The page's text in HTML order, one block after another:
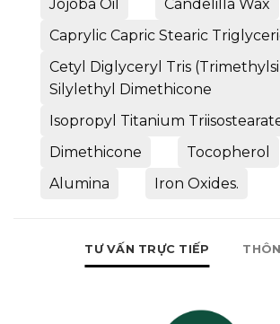
Jojoba Oil
Candelilla Wax
Caprylic Capric Stearic
Cetyl Diglyceryl Tris
Silylethyl Dimethicone
Isopropyl Titanium
Dimethicone
Tocopherol
Alumina
Iron Oxides.
TƯ VẤN TRỰC TIẾP